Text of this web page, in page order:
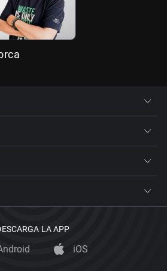
LA APP
iOS